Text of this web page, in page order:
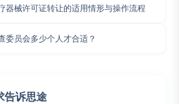
器械许可证转让的适用情形与操作流程
委员会多少个人才合适？
告诉思途